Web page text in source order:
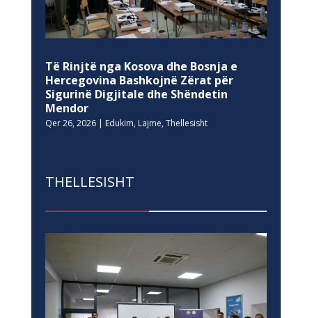
Të Rinjtë nga Kosova dhe Bosnja e
Hercegovina Bashkojnë Zërat për
Sigurinë Digjitale dhe Shëndetin
Mendor
Qer 26, 2026| Edukim, Lajme, Thellesisht
THELLESISHT